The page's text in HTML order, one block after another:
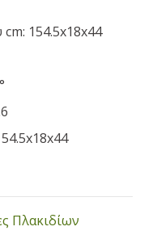
154.5x18x44
Πλακιδίων